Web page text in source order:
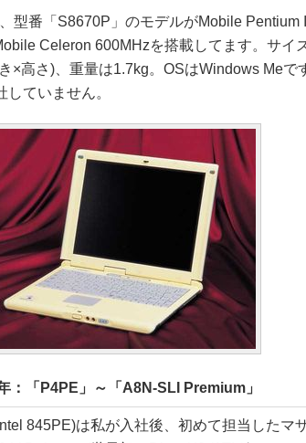
型番「S8670P」のモデルがMobile Pentium
Celeron 600MHzを搭載してます。サイ
×高さ)、重量は1.7kg。OSはWindows Meで
ていません。
：「P4PE」～「A8N-SLI Premium」
845PE)は私が入社後、初めて担当したマ